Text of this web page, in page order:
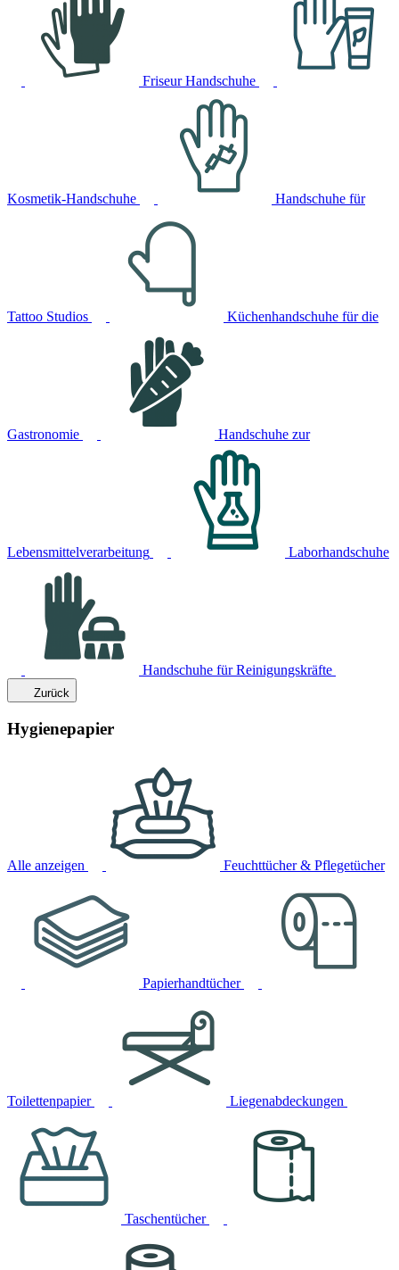
Friseur Handschuhe
Kosmetik-Handschuhe Handschuhe für
Tattoo Studios Küchenhandschuhe für die
Gastronomie Handschuhe zur
Lebensmittelverarbeitung Laborhandschuhe
Handschuhe für Reinigungskräfte
Zurück
Hygienepapier
Alle anzeigen Feuchttücher & Pflegetücher
Papierhandtücher
Toilettenpapier Liegenabdeckungen
Taschentücher